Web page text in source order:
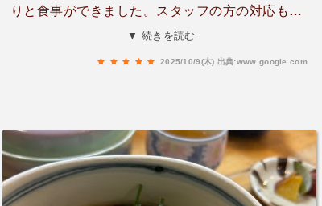
りと食事ができました。スタッフの方の対応もと
ても丁寧で、初めてでも安心して利用できまし
との相性が抜群でした。全体的に大満足で、ぜひ
また伺いたいと思います。お蕎麦が好きな方には
ぜひおすすめしたいお店です。
▼ 続きを読む
2025/10/9(木) 出典:www.google.com